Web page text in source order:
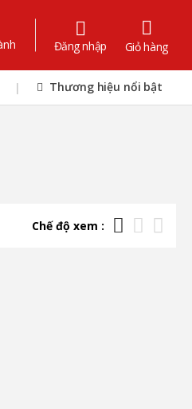
Đăng nhập Giỏ hàng
| Thương hiệu nổi bật
Chế độ xem :